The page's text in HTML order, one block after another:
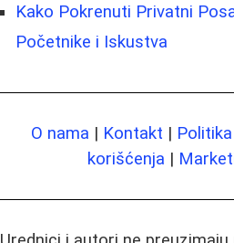
Kako Pokrenuti Privatni
Početnike i Iskustva
O nama | Kontakt |
korišćenja |